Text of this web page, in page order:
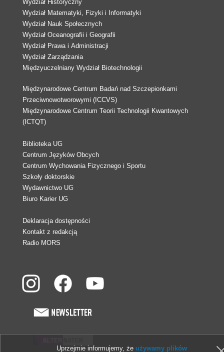
Wydział Historyczny
Wydział Matematyki, Fizyki i Informatyki
Wydział Nauk Społecznych
Wydział Oceanografii i Geografii
Wydział Prawa i Administracji
Wydział Zarządzania
Międzyuczelniany Wydział Biotechnologii
Międzynarodowe Centrum Badań nad Szczepionkami
Przeciwnowotworowymi (ICCVS)
Międzynarodowe Centrum Teorii Technologii Kwantowych
(ICTQT)
Biblioteka UG
Centrum Języków Obcych
Centrum Wychowania Fizycznego i Sportu
Szkoły doktorskie
Wydawnictwo UG
Biuro Karier UG
Deklaracja dostępności
Kontakt z redakcją
Radio MORS
Uprzejmie informujemy, że używamy plików